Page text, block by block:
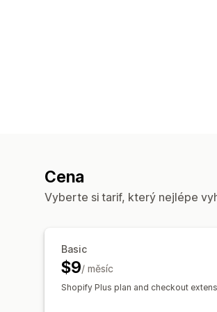
Cena
Vyberte si tarif, který nejlépe
Basic
$9/ měsíc
Shopify Plus plan and checkout